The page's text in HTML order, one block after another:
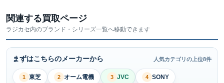
関連する買取ページ
ラジカセ内のブランド・シリーズ一覧へ移動できます
まずはこちらのメーカーから 人気カテゴリの上位8件
1 東芝 2 オーム電機 3 JVC 4 SONY